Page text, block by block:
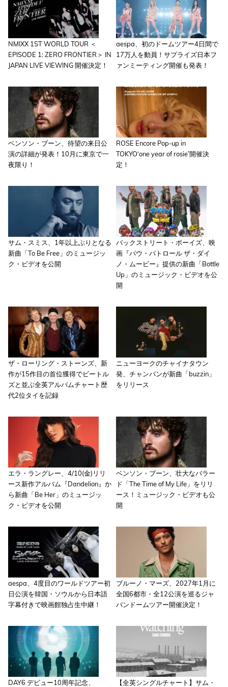
NMIXX 1ST WORLD TOUR ＜
EPISODE 1: ZERO FRONTIER＞ IN
JAPAN LIVE VIEWING 開催決定！
aespa、初のドームツアー4日間で
17万人を動員！サプライズ日本フ
ァンミーティング開催も発表！
ベンソン・ブーン、待望の来日公
演の詳細が発表！10月に東京で一
夜限り！
ROSE Encore Pop-up in
TOKYO‘one year of rosie’開催決
定！
サム・スミス、1年以上ぶりとなる
新曲「To Be Free」のミュージッ
ク・ビデオを公開
バックストリート・ボーイズ、映
画『パウ・パトロール ザ・ダイ
ノ・ムービー』提供の新曲「Bottle
Up」のミュージック・ビデオを公
開
ザ・ローリング・ストーンズ、新
作が15作目の首位獲得でビートル
ズと並ぶ全英アルバムチャート歴
代2位タイを記録
ニューヨークのチャイナタウン
発、チャンパンが新曲「buzzin」
をリリース
エラ・ラングレー、4/10(金)リリ
ース新作アルバム『Dandelion』か
ら新曲「Be Her」のミュージッ
ク・ビデオを公開
ベンソン・ブーン、壮大なバラー
ド「The Time of My Life」をリリ
ース！ミュージック・ビデオも公
開
aespa、4度目のワールドツアー初
日公演を韓国・ソウルから日本語
字幕付きで映画館独占生中継！
ブルーノ・マーズ、2027年1月に
全国6都市・全12公演を巡るジャ
パンドームツアー開催決定！
DAY6 デビュー10周年記念、
【全英シングルチャート】サム・